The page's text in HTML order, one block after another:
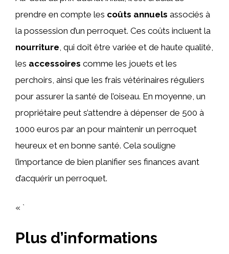
prendre en compte les coûts annuels associés à
la possession d’un perroquet. Ces coûts incluent la
nourriture , qui doit être variée et de haute qualité,
les accessoires comme les jouets et les
perchoirs, ainsi que les frais vétérinaires réguliers
pour assurer la santé de l’oiseau. En moyenne, un
propriétaire peut s’attendre à dépenser de 500 à
1000 euros par an pour maintenir un perroquet
heureux et en bonne santé. Cela souligne
l’importance de bien planifier ses finances avant
d’acquérir un perroquet.
« `
Plus d’informations